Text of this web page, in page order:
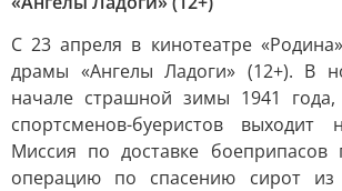
С 23 апреля в кинотеатре
драмы «Ангелы Ладоги» (12+). В
начале страшной зимы 1941
спортсменов-буеристов
Миссия по доставке боеприпасов
операцию по спасению сирот из